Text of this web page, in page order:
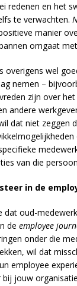
redenen en het
te verwachten.
manier
omgaat
overigens wel
nemen –
zijn over
andere
dat niet zeggen
van die
in de
dat oud-
de employee
onder die
wil dat
employee
bij jouw